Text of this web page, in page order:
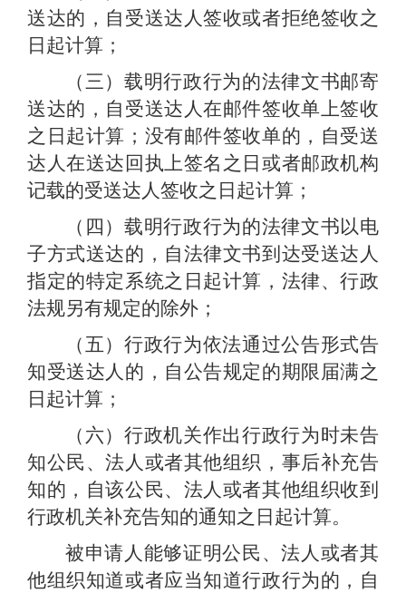
送达的，自受送达人签收或者拒绝签收之
日起计算；
（三）载明行政行为的法律文书邮寄
送达的，自受送达人在邮件签收单上签收
之日起计算；没有邮件签收单的，自受送
达人在送达回执上签名之日或者邮政机构
记载的受送达人签收之日起计算；
（四）载明行政行为的法律文书以电
子方式送达的，自法律文书到达受送达人
指定的特定系统之日起计算，法律、行政
法规另有规定的除外；
（五）行政行为依法通过公告形式告
知受送达人的，自公告规定的期限届满之
日起计算；
（六）行政机关作出行政行为时未告
知公民、法人或者其他组织，事后补充告
知的，自该公民、法人或者其他组织收到
行政机关补充告知的通知之日起计算。
被申请人能够证明公民、法人或者其
他组织知道或者应当知道行政行为的，自